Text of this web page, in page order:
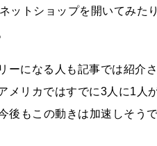
ットショップを開いてみた
ーになる人も記事では紹介
メリカではすでに3人に1人
後もこの動きは加速しそう